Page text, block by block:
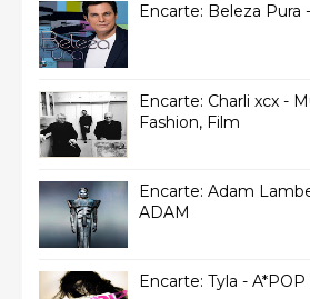
Encarte: Beleza Pura
Encarte: Charli xcx -
Fashion, Film
Encarte: Adam
ADAM
Encarte: Tyla - A*POP